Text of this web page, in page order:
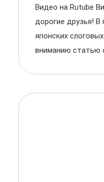
Видео на Rutube
дорогие друзья! В
японских
вниманию статью